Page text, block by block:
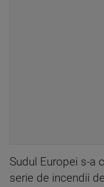
Sudul Europei s-a
serie de incendii